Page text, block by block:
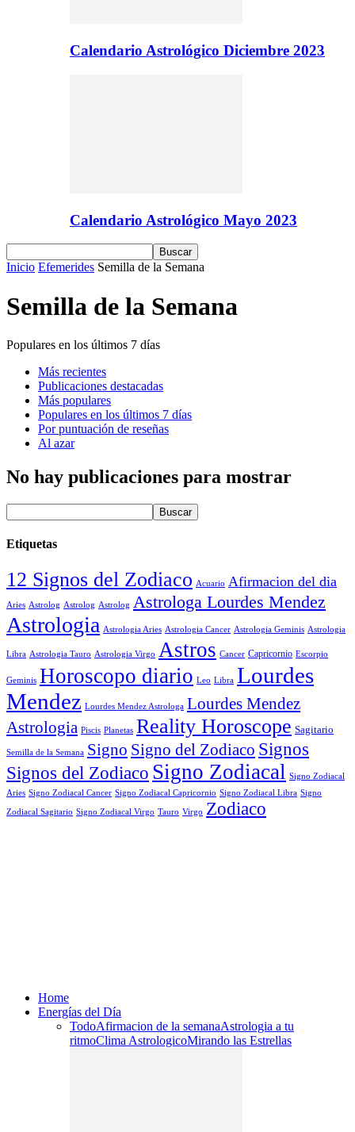
Calendario Astrológico Diciembre 2023
Calendario Astrológico Mayo 2023
Inicio Efemerides Semilla de la Semana
Semilla de la Semana
Populares en los últimos 7 días
Más recientes
Publicaciones destacadas
Más populares
Populares en los últimos 7 días
Por puntuación de reseñas
Al azar
No hay publicaciones para mostrar
Etiquetas
12 Signos del Zodiaco Acuario Afirmacion del dia
Aries Astrolog Astrolog Astrolog Astrologa Lourdes Mendez
Astrologia Astrologia Aries Astrologia Cancer Astrologia Geminis Astrologia
Libra Astrologia Tauro Astrologia Virgo Astros Cancer Capricornio Escorpio
Geminis Horoscopo diario Leo Libra Lourdes
Mendez Lourdes Mendez Astrologa Lourdes Mendez
Astrologia Piscis Planetas Reality Horoscope Sagitario
Semilla de la Semana Signo Signo del Zodiaco Signos
Signos del Zodiaco Signo Zodiacal Signo Zodiacal
Aries Signo Zodiacal Cancer Signo Zodiacal Capricornio Signo Zodiacal Libra Signo
Zodiacal Sagitario Signo Zodiacal Virgo Tauro Virgo Zodiaco
Home
Energías del Día
TodoAfirmacion de la semanaAstrologia a tu
ritmoClima AstrologicoMirando las Estrellas